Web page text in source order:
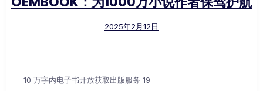
2025年2月12日
10 万字内电子书开放获取出版服务 19